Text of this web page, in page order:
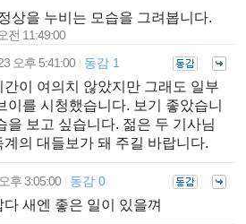
상을 누비는 모습을 그려봅니다.
전 11:49:00
오후 5:41:00 동감 1
이 여의치 않았지만 그래도 일부
이를 시청했습니다. 보기 좋았습니
을 보고 싶습니다. 젊은 두 기사님
의 대들보가 돼 주길 바랍니다.
후 3:05:00 동감 0
새엔 좋은 일이 있을껴